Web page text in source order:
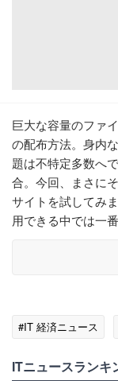
巨大な容量のファ
の配布方法。身内
題は不特定多数へ
合。今回、まさに
サイトを試してみ
用できる中では一
#IT 経済ニュース
ITニュースランキ